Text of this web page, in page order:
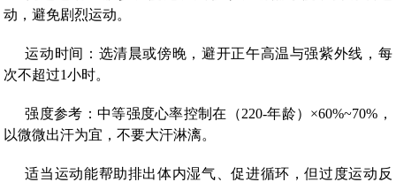
动，避免剧烈运动。
运动时间：选清晨或傍晚，避开正午高温与强紫外线，每
次不超过1小时。
强度参考：中等强度心率控制在（220-年龄）×60%~70%，
以微微出汗为宜，不要大汗淋漓。
适当运动能帮助排出体内湿气、促进循环，但过度运动反